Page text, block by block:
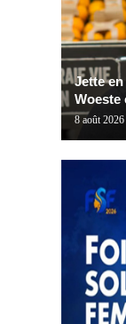
Jette
Woeste
8 août 2026